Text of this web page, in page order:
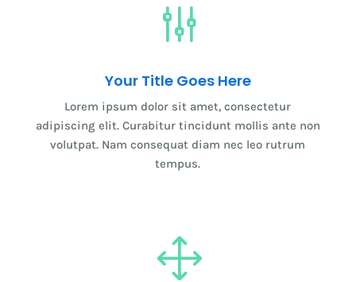
g
Your Title Goes Here
Lorem ipsum dolor sit amet, consectetur
adipiscing elit. Curabitur tincidunt mollis ante non
volutpat. Nam consequat diam nec leo rutrum
tempus.
1